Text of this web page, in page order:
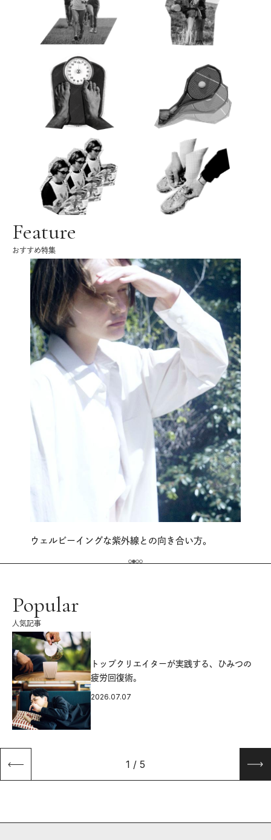
Feature
おすすめ特集
ウェルビーイングな紫外線との向き合い方。
Popular
人気記事
トップクリエイターが実践する、ひみつの
疲労回復術。
2026.07.07
1 / 5